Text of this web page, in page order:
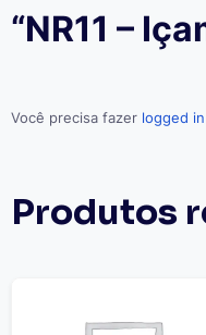
“NR11 –
Você precisa fazer logged in
Produtos